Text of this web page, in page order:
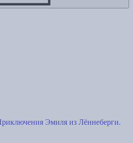
Эмиля из Лённеберги.